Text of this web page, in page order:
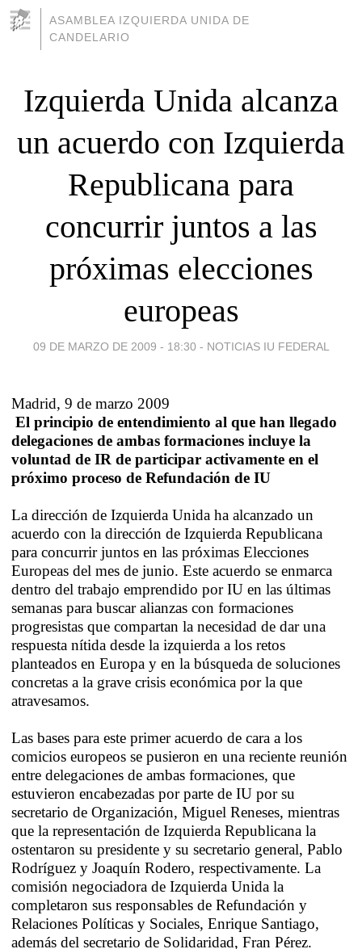
ASAMBLEA IZQUIERDA UNIDA DE
CANDELARIO
Izquierda Unida alcanza
un acuerdo con Izquierda
Republicana para
concurrir juntos a las
próximas elecciones
europeas
09 DE MARZO DE 2009 - 18:30 - NOTICIAS IU FEDERAL
Madrid, 9 de marzo 2009
El principio de entendimiento al que han llegado
delegaciones de ambas formaciones incluye la
voluntad de IR de participar activamente en el
próximo proceso de Refundación de IU
La dirección de Izquierda Unida ha alcanzado un
acuerdo con la dirección de Izquierda Republicana
para concurrir juntos en las próximas Elecciones
Europeas del mes de junio. Este acuerdo se enmarca
dentro del trabajo emprendido por IU en las últimas
semanas para buscar alianzas con formaciones
progresistas que compartan la necesidad de dar una
respuesta nítida desde la izquierda a los retos
planteados en Europa y en la búsqueda de soluciones
concretas a la grave crisis económica por la que
atravesamos.
Las bases para este primer acuerdo de cara a los
comicios europeos se pusieron en una reciente reunión
entre delegaciones de ambas formaciones, que
estuvieron encabezadas por parte de IU por su
secretario de Organización, Miguel Reneses, mientras
que la representación de Izquierda Republicana la
ostentaron su presidente y su secretario general, Pablo
Rodríguez y Joaquín Rodero, respectivamente. La
comisión negociadora de Izquierda Unida la
completaron sus responsables de Refundación y
Relaciones Políticas y Sociales, Enrique Santiago,
además del secretario de Solidaridad, Fran Pérez.